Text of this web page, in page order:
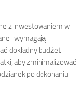
z inwestowaniem w
i wymagają
dokładny budżet
aby zminimalizować
po dokonaniu